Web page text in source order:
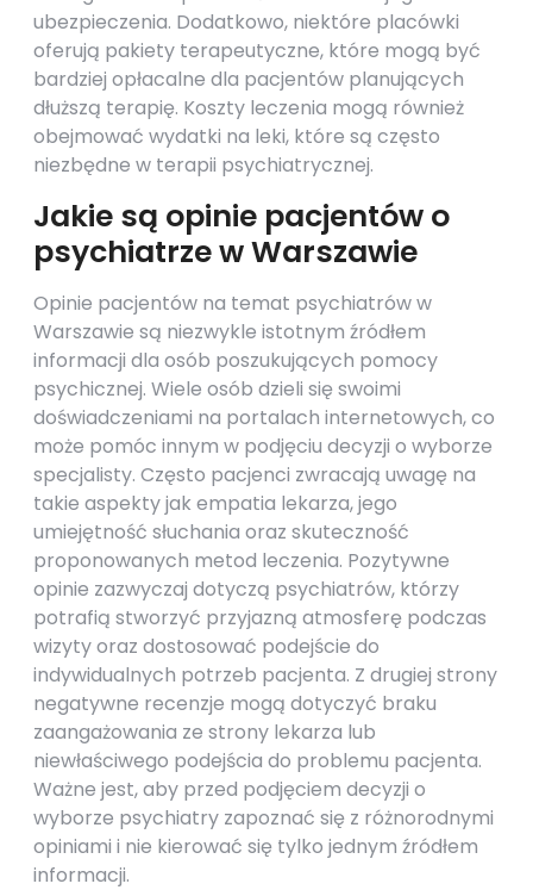
ubezpieczenia. Dodatkowo, niektóre placówki
oferują pakiety terapeutyczne, które mogą być
bardziej opłacalne dla pacjentów planujących
dłuższą terapię. Koszty leczenia mogą również
obejmować wydatki na leki, które są często
niezbędne w terapii psychiatrycznej.
Jakie są opinie pacjentów o
psychiatrze w Warszawie
Opinie pacjentów na temat psychiatrów w
Warszawie są niezwykle istotnym źródłem
informacji dla osób poszukujących pomocy
psychicznej. Wiele osób dzieli się swoimi
doświadczeniami na portalach internetowych, co
może pomóc innym w podjęciu decyzji o wyborze
specjalisty. Często pacjenci zwracają uwagę na
takie aspekty jak empatia lekarza, jego
umiejętność słuchania oraz skuteczność
proponowanych metod leczenia. Pozytywne
opinie zazwyczaj dotyczą psychiatrów, którzy
potrafią stworzyć przyjazną atmosferę podczas
wizyty oraz dostosować podejście do
indywidualnych potrzeb pacjenta. Z drugiej strony
negatywne recenzje mogą dotyczyć braku
zaangażowania ze strony lekarza lub
niewłaściwego podejścia do problemu pacjenta.
Ważne jest, aby przed podjęciem decyzji o
wyborze psychiatry zapoznać się z różnorodnymi
opiniami i nie kierować się tylko jednym źródłem
informacji.